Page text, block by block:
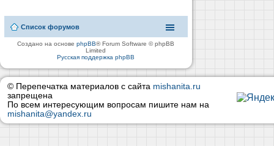
Список форумов
Создано на основеphpBB® Forum Software © phpBB
Limited
Русская поддержка phpBB
© Перепечатка материалов с сайта mishanita.ru
запрещена
По всем интересующим вопросам пишите нам на
mishanita@yandex.ru